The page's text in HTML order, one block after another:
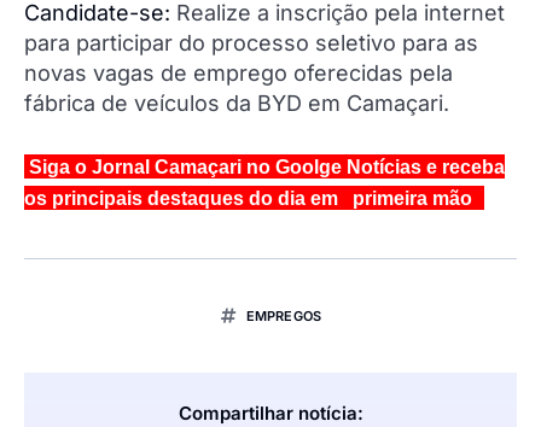
Candidate-se: Realize a inscrição pela internet
para participar do processo seletivo para as
novas vagas de emprego oferecidas pela
fábrica de veículos da BYD em Camaçari.
Siga o Jornal Camaçari no Goolge Notícias e receba
os principais destaques do dia em primeira mão
EMPREGOS
Compartilhar notícia: